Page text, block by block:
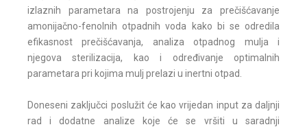
izlaznih parametara na postrojenju za prečišćavanje
amonijačno-fenolnih otpadnih voda kako bi se odredila
efikasnost prečišćavanja, analiza otpadnog mulja i
njegova sterilizacija, kao i određivanje optimalnih
parametara pri kojima mulj prelazi u inertni otpad.
Doneseni zaključci poslužit će kao vrijedan input za daljnji
rad i dodatne analize koje će se vršiti u saradnji